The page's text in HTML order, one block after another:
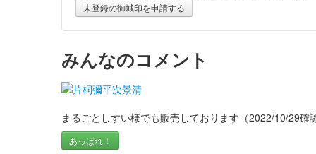
未登録の御城印を申請する
みんなのコメント
まるごとしすい様でも販売しております（2022/10/29確認
あっぱれ！